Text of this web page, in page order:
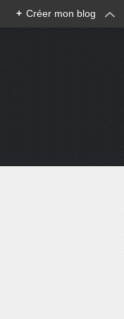
+ Créer mon blog